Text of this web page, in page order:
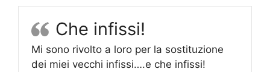
Che infissi!
Mi sono rivolto a loro per la sostituzione
dei miei vecchi infissi….e che infissi!